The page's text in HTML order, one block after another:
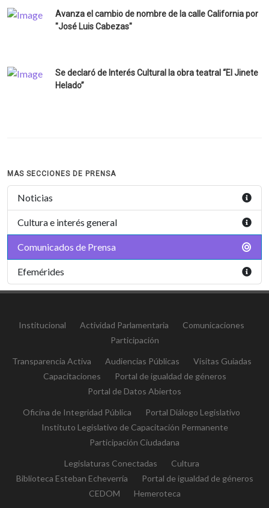
Avanza el cambio de nombre de la calle California por
"José Luis Cabezas"
Se declaró de Interés Cultural la obra teatral “El Jinete
Helado”
MAS SECCIONES DE PRENSA
Noticias
Cultura e interés general
Comunicados de Prensa
Efemérides
Institucional Actividad Parlamentaria
Comunicaciones
Participación
Transparencia Activa Audiencias Públicas
Visitas Guiadas
Capacitaciones
Portal de igualdad de géneros
Portal de Datos Abiertos
Oficina de Integridad Pública
Portal Diálogo Legislativo
Instituto Legislativo de Capacitación Permanente
Participación Ciudadana
Legislaturas Conectadas
Cultura
Biblioteca Esteban Echeverría
Portal de igualdad de géneros
CEDOM
Hemeroteca